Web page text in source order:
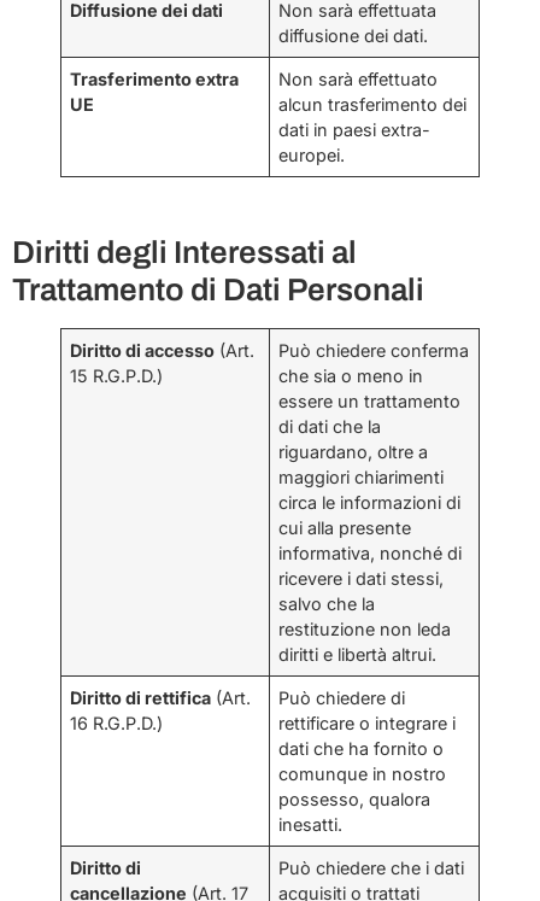
Diffusione dei dati
Non sarà effettuata
diffusione dei dati.
Trasferimento extra
UE
Non sarà effettuato
alcun trasferimento dei
dati in paesi extra-
europei.
Diritti degli Interessati al
Trattamento di Dati Personali
Diritto di accesso (Art.
15 R.G.P.D.)
Può chiedere conferma
che sia o meno in
essere un trattamento
di dati che la
riguardano, oltre a
maggiori chiarimenti
circa le informazioni di
cui alla presente
informativa, nonché di
ricevere i dati stessi,
salvo che la
restituzione non leda
diritti e libertà altrui.
Diritto di rettifica (Art.
16 R.G.P.D.)
Può chiedere di
rettificare o integrare i
dati che ha fornito o
comunque in nostro
possesso, qualora
inesatti.
Diritto di
cancellazione (Art. 17
Può chiedere che i dati
acquisiti o trattati